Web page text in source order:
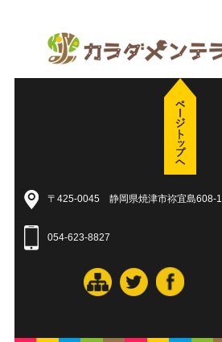
〒425-0045 静岡県焼津市祢宜島608-1
054-623-8827